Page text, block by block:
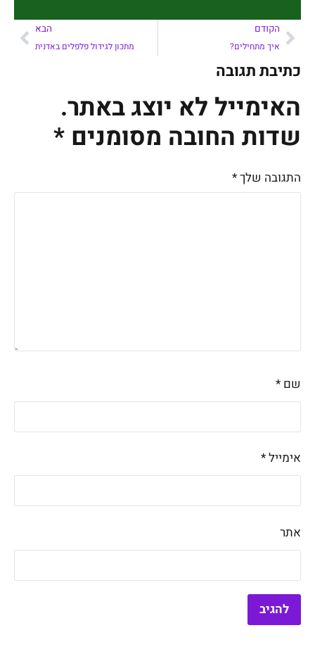
הקודם
איך מתחילים?
הבא
מתכון לגידול פלפלים באדנית
כתיבת תגובה
האימייל לא יוצג באתר.
שדות החובה מסומנים *
התגובה שלך*
שם *
אימייל*
אתר